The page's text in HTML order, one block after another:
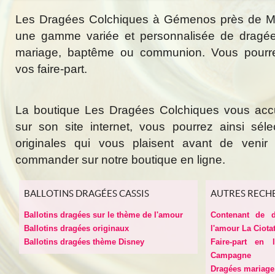
Les Dragées Colchiques à Gémenos près de
une gamme variée et personnalisée de
mariage, baptême ou communion. Vous
vos faire-part.
La boutique Les Dragées Colchiques vous
sur son site internet, vous pourrez ainsi
originales qui vous plaisent avant de
commander sur notre boutique en ligne.
BALLOTINS DRAGÉES CASSIS
Ballotins dragées sur le thème de l'amour
Ballotins dragées originaux
Ballotins dragées thème Disney
AUTRES
Contenant de
l'amour La
Faire-part en
Campagne
Dragées